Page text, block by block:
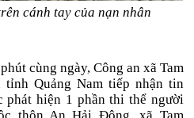
cánh tay của nạn nhân
cùng ngày, Công an xã Tam
tỉnh Quảng Nam tiếp nhận tin
phát hiện 1 phần thi thể người